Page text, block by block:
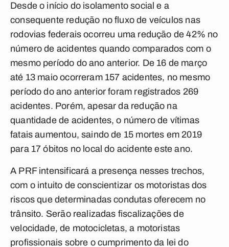
Desde o início do isolamento social e a
consequente redução no fluxo de veículos nas
rodovias federais ocorreu uma redução de 42% no
número de acidentes quando comparados com o
mesmo período do ano anterior. De 16 de março
até 13 maio ocorreram 157 acidentes, no mesmo
período do ano anterior foram registrados 269
acidentes. Porém, apesar da redução na
quantidade de acidentes, o número de vítimas
fatais aumentou, saindo de 15 mortes em 2019
para 17 óbitos no local do acidente este ano.
A PRF intensificará a presença nesses trechos,
com o intuito de conscientizar os motoristas dos
riscos que determinadas condutas oferecem no
trânsito. Serão realizadas fiscalizações de
velocidade, de motocicletas, a motoristas
profissionais sobre o cumprimento da lei do